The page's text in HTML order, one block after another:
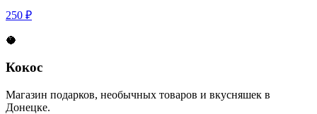
250 ₽
🥥
Кокос
Магазин подарков, необычных товаров и вкусняшек в
Донецке.